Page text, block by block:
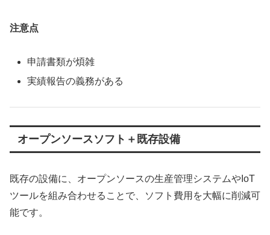
注意点
申請書類が煩雑
実績報告の義務がある
オープンソースソフト＋既存設備
既存の設備に、オープンソースの生産管理システムやIoT
ツールを組み合わせることで、ソフト費用を大幅に削減可
能です。